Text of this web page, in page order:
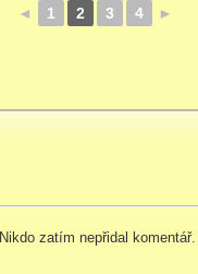
◄ 1 2 3 4 ►
Nikdo zatím nepřidal komentář.